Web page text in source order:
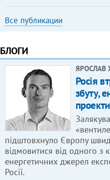
Все публикации
БЛОГИ
ЯРОСЛАВ
Росія
збуту,
підштовхнуло Європу
відмовитися від одного з
енергетичних джерел
Росії.